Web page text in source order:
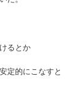
るとか
定的にこなすと